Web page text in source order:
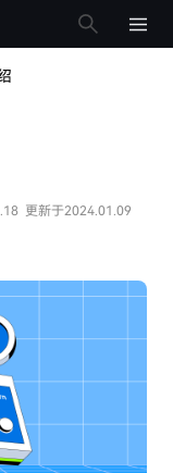
更新于2024.01.09